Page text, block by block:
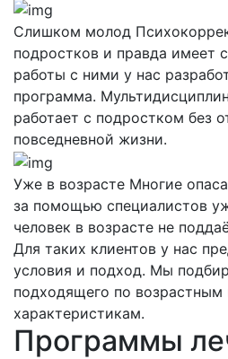
Слишком молод
подростков и правда имеет
работы с ними у нас
программа.
работает с подростком без
повседневной жизни.
Уже в возрасте Многие
за помощью специалистов
человек в возрасте не
Для таких клиентов у нас
условия и подход. Мы
подходящего по возрастным
характеристикам.
Программы